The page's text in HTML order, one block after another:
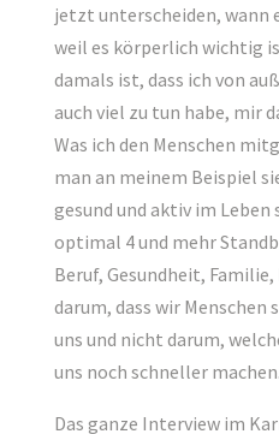
jetzt unterscheiden, wann
weil es körperlich wichtig
damals ist, dass ich von
auch viel zu tun habe, mir
Was ich den Menschen
man an meinem Beispiel
gesund und aktiv im Leben
optimal 4 und mehr
Beruf, Gesundheit,
darum, dass wir Menschen
uns und nicht darum,
uns noch schneller machen.
Das ganze Interview im